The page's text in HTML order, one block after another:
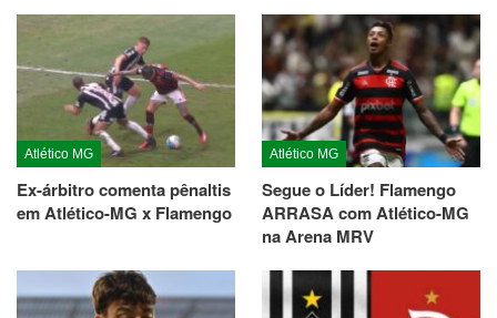
Atlético MG
Ex-árbitro comenta pênaltis
em Atlético-MG x Flamengo
Atlético MG
Segue o Líder! Flamengo
ARRASA com Atlético-MG
na Arena MRV